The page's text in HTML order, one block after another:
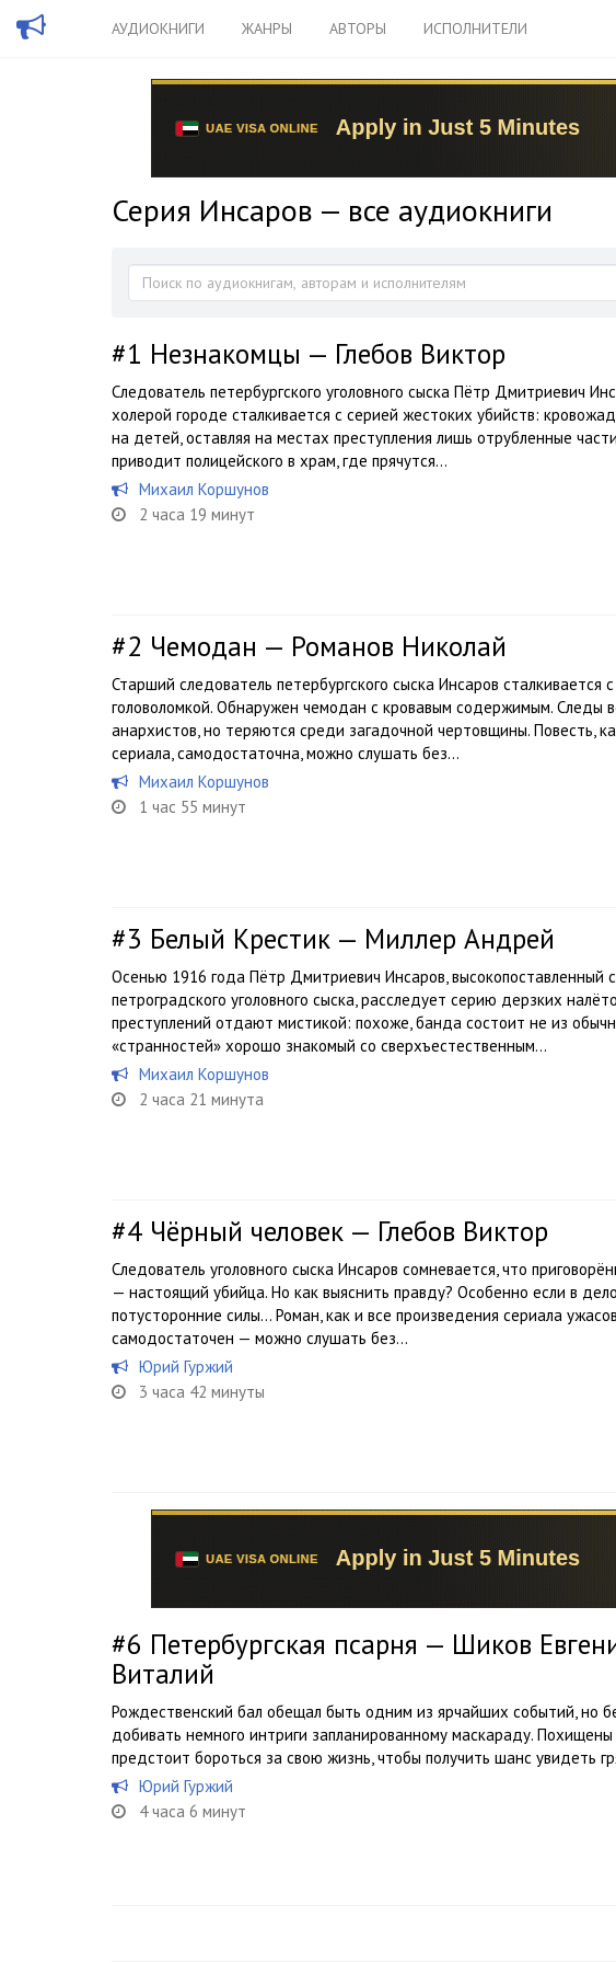
АУДИОКНИГИ ЖАНРЫ АВТОРЫ ИСПОЛНИТЕЛИ
Серия Инсаров — все аудиокниги
#1 Незнакомцы — Глебов Виктор
Следователь петербургского уголовного сыска Пётр Дмитриевич
холерой городе сталкивается с серией жестоких убийств:
на детей, оставляя на местах преступления лишь отрубленные
приводит полицейского в храм, где прячутся...
Михаил Коршунов
2 часа 19 минут
#2 Чемодан — Романов Николай
Старший следователь петербургского сыска Инсаров сталкивается
головоломкой. Обнаружен чемодан с кровавым содержимым. Следы
анархистов, но теряются среди загадочной чертовщины. Повесть,
сериала, самодостаточна, можно слушать без...
Михаил Коршунов
1 час 55 минут
#3 Белый Крестик — Миллер Андрей
Осенью 1916 года Пётр Дмитриевич Инсаров, высокопоставленный
петроградского уголовного сыска, расследует серию дерзких
преступлений отдают мистикой: похоже, банда состоит не из
«странностей» хорошо знакомый со сверхъестественным...
Михаил Коршунов
2 часа 21 минута
#4 Чёрный человек — Глебов Виктор
Следователь уголовного сыска Инсаров сомневается, что
— настоящий убийца. Но как выяснить правду? Особенно если в
потусторонние силы… Роман, как и все произведения сериала
самодостаточен — можно слушать без...
Юрий Гуржий
3 часа 42 минуты
#6 Петербургская псарня — Шиков
Виталий
Рождественский бал обещал быть одним из ярчайших событий, но
добивать немного интриги запланированному маскараду.
предстоит бороться за свою жизнь, чтобы получить шанс увидеть
Юрий Гуржий
4 часа 6 минут